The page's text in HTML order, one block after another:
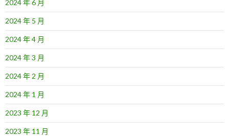
2024 年 6 月
2024 年 5 月
2024 年 4 月
2024 年 3 月
2024 年 2 月
2024 年 1 月
2023 年 12 月
2023 年 11 月